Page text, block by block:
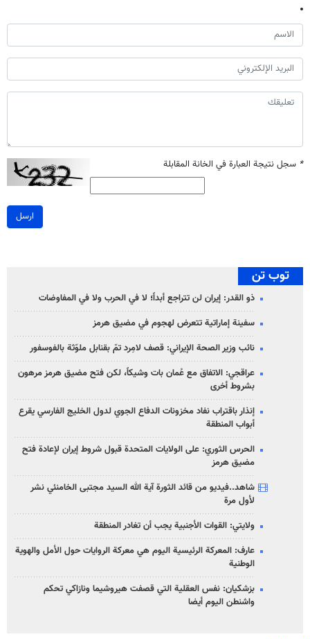
* سجل نتيجة العبارة في الخانة المقابلة
ارسل
توب تن
ذو القدر: إيران لن تتراجع أبداً؛ لا في الحرب ولا في المفاوضات
سفينة إماراتية تتعرض لهجوم في مضيق هرمز
نائب وزير الصحة الإيراني: قصف لامِرد تمّ بقنابل ملوّثة بالفوسفور
عراقجي: الاتفاق مع عُمان بات وشيكاً، لكن فتح مضيق هرمز مرهون
بشروط أخرى
إنذار باقتراب نفاد مخزونات الدفاع الجوي لدول الخليج الفارسي يقرع
أبواب المنطقة
الحرس الثوري: على الولايات المتحدة قبول شروط إيران لإعادة فتح
مضيق هرمز
شاهد..فيديو من قائد الثورة آية الله السيد مجتبى الخامنئي نشر
لأول مرة
ولايتي: القوات الأجنبية يجب أن تغادر المنطقة
عارف: المعركة الرئيسية اليوم هي معركة الروايات حول الأمل والهوية
الوطنية
بزشكيان: نفس العقلية التي قصفت هيروشيما ونازاكي تحكم
واشنطن اليوم أيضا